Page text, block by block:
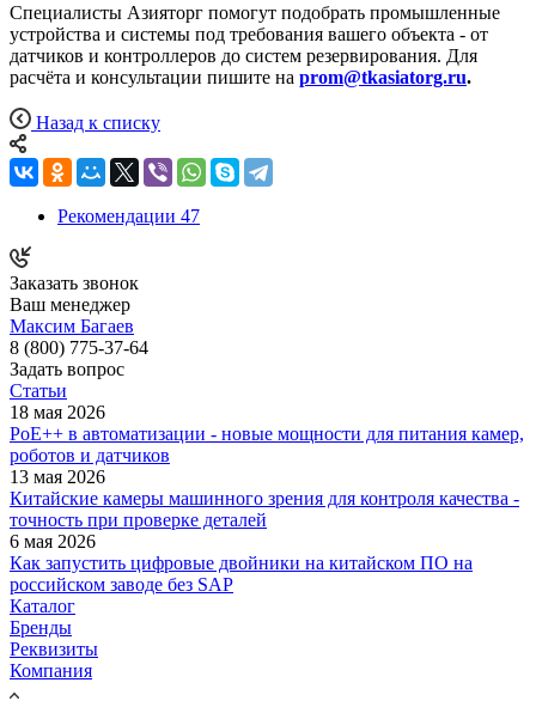
Специалисты Азияторг помогут подобрать промышленные
устройства и системы под требования вашего объекта - от
датчиков и контроллеров до систем резервирования. Для
расчёта и консультации пишите на prom@tkasiatorg.ru.
Назад к списку
Рекомендации 47
Заказать звонок
Ваш менеджер
Максим Багаев
8 (800) 775-37-64
Задать вопрос
Статьи
18 мая 2026
PoE++ в автоматизации - новые мощности для питания камер,
роботов и датчиков
13 мая 2026
Китайские камеры машинного зрения для контроля качества -
точность при проверке деталей
6 мая 2026
Как запустить цифровые двойники на китайском ПО на
российском заводе без SAP
Каталог
Бренды
Реквизиты
Компания